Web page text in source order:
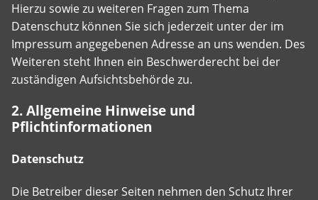
Hierzu sowie zu weiteren Fragen zum Thema
Datenschutz können Sie sich jederzeit unter der im
Impressum angegebenen Adresse an uns wenden. Des
Weiteren steht Ihnen ein Beschwerderecht bei der
zuständigen Aufsichtsbehörde zu.
2. Allgemeine Hinweise und
Pflichtinformationen
Datenschutz
Die Betreiber dieser Seiten nehmen den Schutz Ihrer